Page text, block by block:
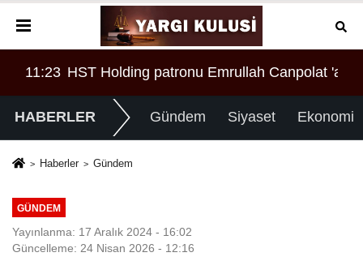
MI? REKORU KIRILDI 433 BİN 520 KİŞİ VAR!
11:23 HST Holding patronu Emrullah Canpolat 'a
HABERLER Gündem Siyaset Ekonomi
Haberler Gündem
GÜNDEM
Yayınlanma: 17 Aralık 2024 - 16:02
Güncelleme: 24 Nisan 2026 - 12:16